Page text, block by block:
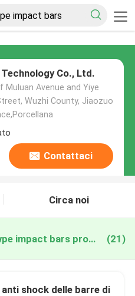
Co., Ltd.
Avenue and Yiye
Wuzhi County, Jiaozuo
Contattaci
Circa noi
belt supporting uhmwpe impact bars produzione online (21)
anti shock delle barre di